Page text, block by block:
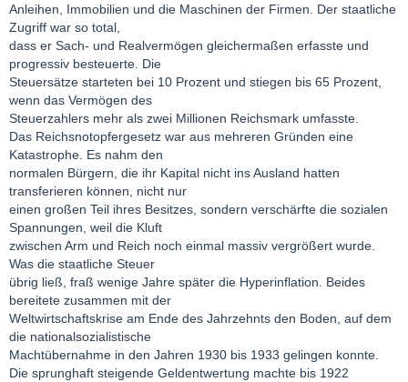
Anleihen, Immobilien und die Maschinen der Firmen. Der staatliche
Zugriff war so total,
dass er Sach- und Realvermögen gleichermaßen erfasste und
progressiv besteuerte. Die
Steuersätze starteten bei 10 Prozent und stiegen bis 65 Prozent,
wenn das Vermögen des
Steuerzahlers mehr als zwei Millionen Reichsmark umfasste.
Das Reichsnotopfergesetz war aus mehreren Gründen eine
Katastrophe. Es nahm den
normalen Bürgern, die ihr Kapital nicht ins Ausland hatten
transferieren können, nicht nur
einen großen Teil ihres Besitzes, sondern verschärfte die sozialen
Spannungen, weil die Kluft
zwischen Arm und Reich noch einmal massiv vergrößert wurde.
Was die staatliche Steuer
übrig ließ, fraß wenige Jahre später die Hyperinflation. Beides
bereitete zusammen mit der
Weltwirtschaftskrise am Ende des Jahrzehnts den Boden, auf dem
die nationalsozialistische
Machtübernahme in den Jahren 1930 bis 1933 gelingen konnte.
Die sprunghaft steigende Geldentwertung machte bis 1922